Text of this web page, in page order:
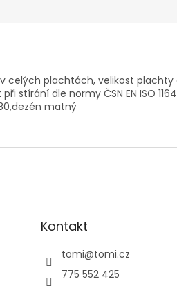
celých plachtách, velikost
stírání dle normy ČSN EN ISO
matný
Kontakt
tomi@tomi.cz
775 552 425